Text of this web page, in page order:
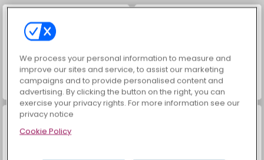
Strawberry Parfait: Sara's Cooking Class Max'in Karışık Kokteylleri
We process your personal information to measure and
improve our sites and service, to assist our marketing
campaigns and to provide personalised content and
advertising. By clicking the button on the right, you can
exercise your privacy rights. For more information see our
privacy notice
Cookie Policy